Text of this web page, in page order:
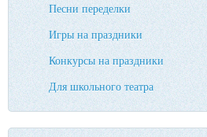
Песни переделки
Игры на праздники
Конкурсы на праздники
Для школьного театра